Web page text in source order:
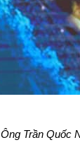
Ông Trần Quốc